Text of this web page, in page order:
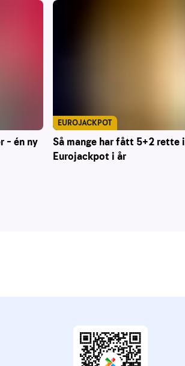
én ny
Så mange har fått 5+2 rette i
Eurojackpot i år
EUROJACKPOT